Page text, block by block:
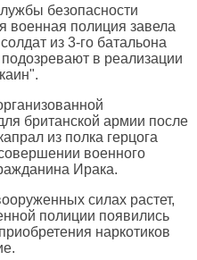
безопасности
военная полиция завела
из 3-го батальона
в реализации
британской армии после
из полка герцога
военного
Ирака.
силах растет,
полиции появились
наркотиков